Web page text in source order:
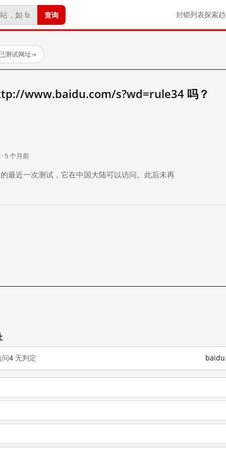
查询 封锁列表探索
测试网址→
www.baidu.com/s?wd=rule34 吗？
5 个月前
最近一次测试，它在中国大陆可以访问。此后未再
问4 无判定